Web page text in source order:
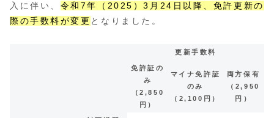
入に伴い、 令和7年（2025）3月24日以降、免許更新の
際の手数料が変更 となりました。
更新手数料
免許証の
み
（2,850
円）
マイナ免許証
のみ
（2,100円）
両方保有
（2,950
円）